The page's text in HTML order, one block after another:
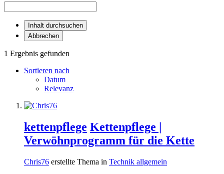
Inhalt durchsuchen
Abbrechen
1 Ergebnis gefunden
Sortieren nach
Datum
Relevanz
kettenpflege Kettenpflege |
Verwöhnprogramm für die Kette
Chris76 erstellte Thema in Technik allgemein